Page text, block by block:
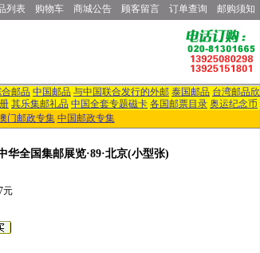
列表 购物车 商城公告 顾客留言 订单查询 邮购须知
邮品 中国邮品 与中国联合发行的外邮 泰国邮品 台湾邮品欣
其乐集邮礼品 中国全套专题磁卡 各国邮票目录 奥运纪念币
门邮政专集 中国邮政专集
华全国集邮展览·89·北京(小型张)
元